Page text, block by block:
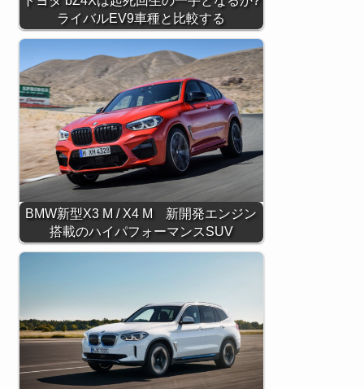
ライバルEV9車種と比較する
BMW新型X3 M / X4 M 新開発エンジン
搭載のハイパフォーマンスSUV